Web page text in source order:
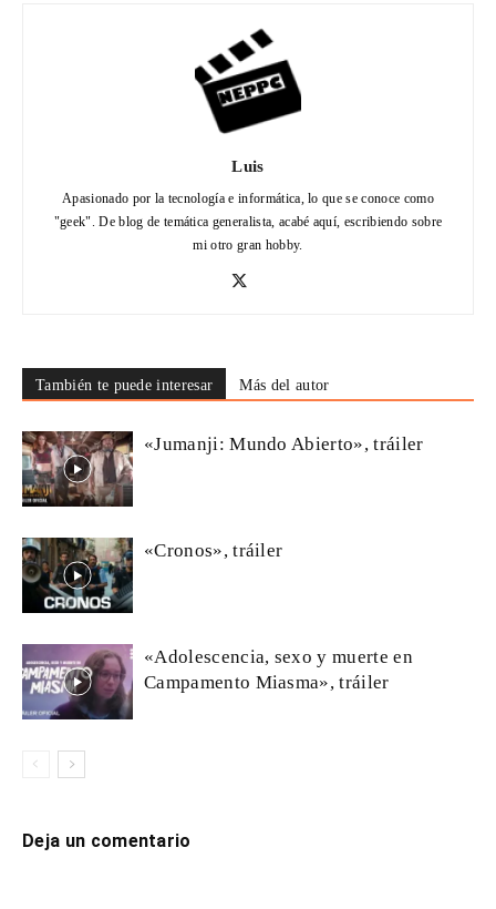
Luis
Apasionado por la tecnología e informática, lo que se conoce como
"geek". De blog de temática generalista, acabé aquí, escribiendo sobre
mi otro gran hobby.
También te puede interesar Más del autor
«Jumanji: Mundo Abierto», tráiler
«Cronos», tráiler
«Adolescencia, sexo y muerte en
Campamento Miasma», tráiler
Deja un comentario